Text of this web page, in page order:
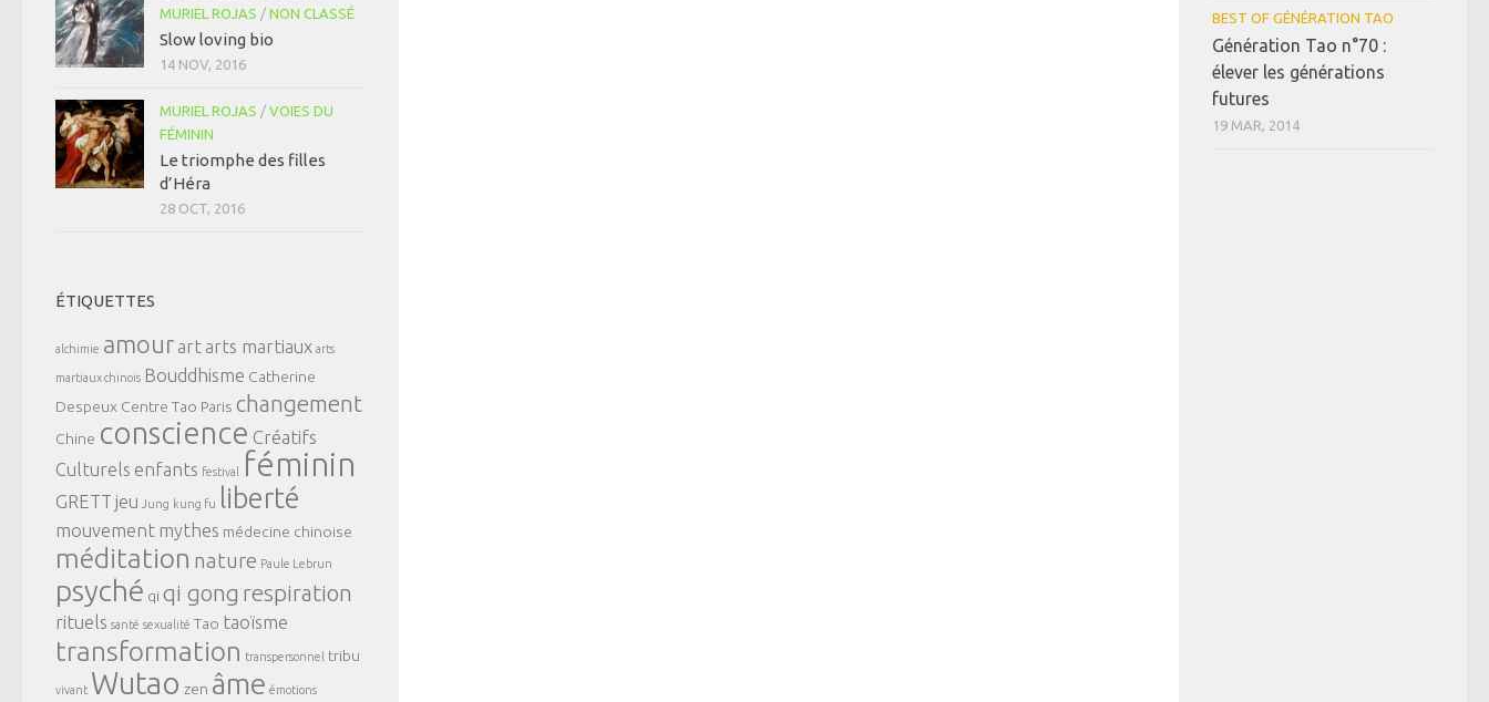
MURIEL ROJAS / NON CLASSÉ
Slow loving bio
14 NOV, 2016
MURIEL ROJAS / VOIES DU
FÉMININ
Le triomphe des filles
d’Héra
28 OCT, 2016
ÉTIQUETTES
alchimie amour art arts martiaux arts
martiaux chinois Bouddhisme Catherine
Despeux Centre Tao Paris changement
Chine conscience Créatifs
Culturels enfants festival féminin
GRETT jeu Jung kung fu liberté
mouvement mythes médecine chinoise
méditation nature Paule Lebrun
psyché qi qi gong respiration
rituels santé sexualité Tao taoïsme
transformation transpersonnel tribu
vivant Wutao zen âme émotions
BEST OF GÉNÉRATION TAO
Génération Tao n°70 :
élever les générations
futures
19 MAR, 2014